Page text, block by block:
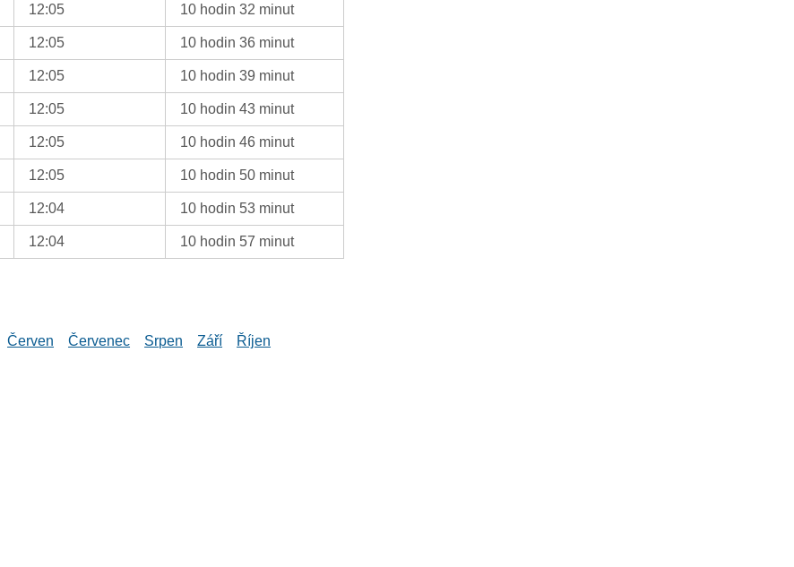
12:05 10 hodin 32 minut
12:05 10 hodin 36 minut
12:05 10 hodin 39 minut
12:05 10 hodin 43 minut
12:05 10 hodin 46 minut
12:05 10 hodin 50 minut
12:04 10 hodin 53 minut
12:04 10 hodin 57 minut
Červen Červenec Srpen Září
Říjen